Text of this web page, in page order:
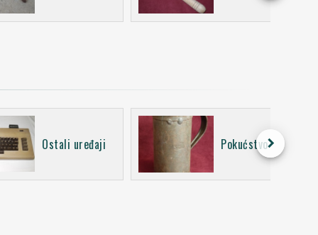
Ostali uređaji Pokućstvokeyboard_arrow_right